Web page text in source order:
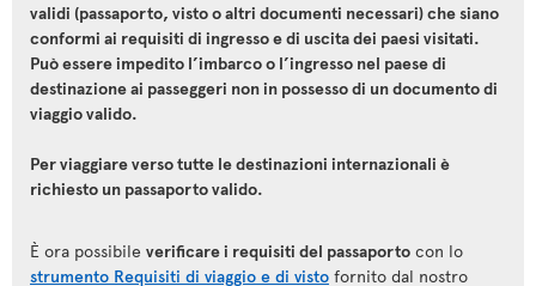
validi (passaporto, visto o altri documenti necessari) che siano
conformi ai requisiti di ingresso e di uscita dei paesi visitati.
Può essere impedito l’imbarco o l’ingresso nel paese di
destinazione ai passeggeri non in possesso di un documento di
viaggio valido.
Per viaggiare verso tutte le destinazioni internazionali è
richiesto un passaporto valido.
È ora possibile verificare i requisiti del passaporto con lo
strumento Requisiti di viaggio e di visto fornito dal nostro